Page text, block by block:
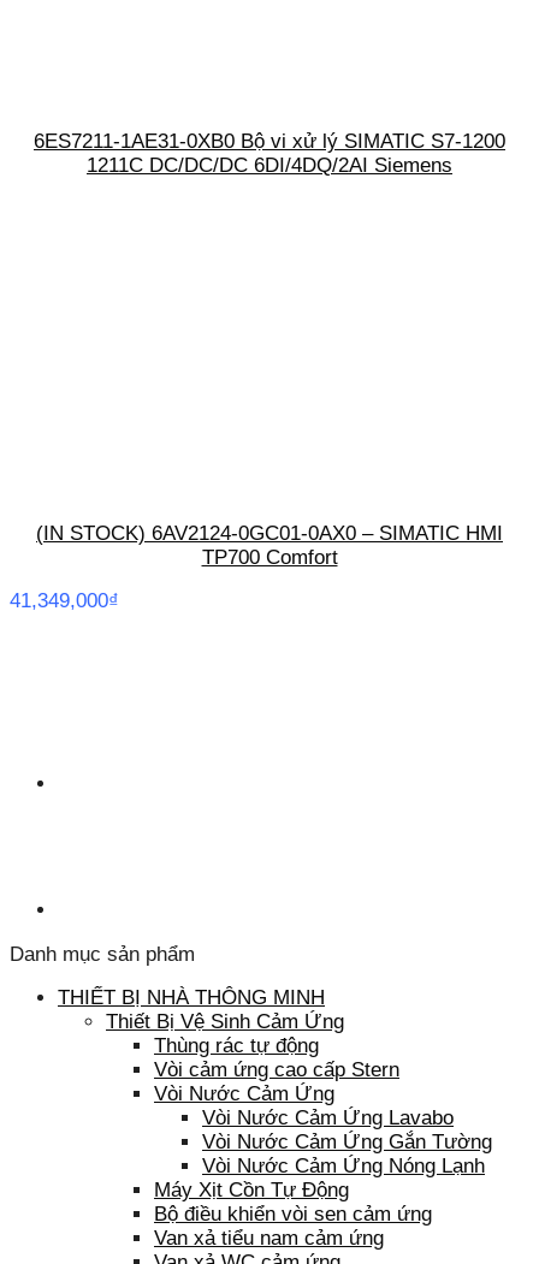
6ES7211-1AE31-0XB0 Bộ vi xử lý SIMATIC S7-1200
1211C DC/DC/DC 6DI/4DQ/2AI Siemens
(IN STOCK) 6AV2124-0GC01-0AX0 – SIMATIC HMI
TP700 Comfort
41,349,000₫
Danh mục sản phẩm
THIẾT BỊ NHÀ THÔNG MINH
Thiết Bị Vệ Sinh Cảm Ứng
Thùng rác tự động
Vòi cảm ứng cao cấp Stern
Vòi Nước Cảm Ứng
Vòi Nước Cảm Ứng Lavabo
Vòi Nước Cảm Ứng Gắn Tường
Vòi Nước Cảm Ứng Nóng Lạnh
Máy Xịt Cồn Tự Động
Bộ điều khiển vòi sen cảm ứng
Van xả tiểu nam cảm ứng